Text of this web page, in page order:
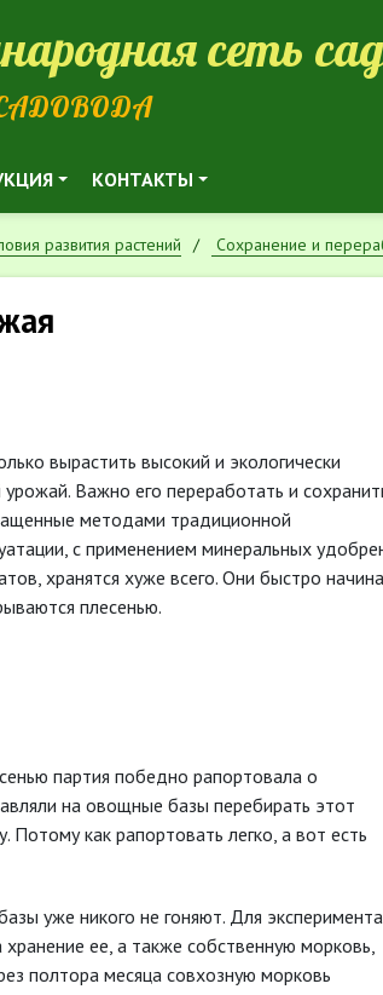
сеть
КОНТАКТЫ
развития растений Сохранение и
вырастить высокий и экологически
Важно его переработать и
методами традиционной
с применением минеральных
хранятся хуже всего. Они быстро
плесенью.
партия победно рапортовала о
на овощные базы перебирать этот
как рапортовать легко, а вот есть
уже никого не гоняют. Для эксперимента
ее, а также собственную морковь,
полтора месяца совхозную морковь